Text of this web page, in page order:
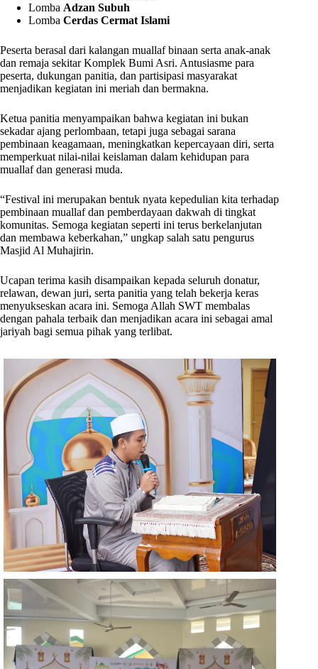
Lomba Adzan Subuh
Lomba Cerdas Cermat Islami
Peserta berasal dari kalangan muallaf binaan serta anak-anak
dan remaja sekitar Komplek Bumi Asri. Antusiasme para
peserta, dukungan panitia, dan partisipasi masyarakat
menjadikan kegiatan ini meriah dan bermakna.
Ketua panitia menyampaikan bahwa kegiatan ini bukan
sekadar ajang perlombaan, tetapi juga sebagai sarana
pembinaan keagamaan, meningkatkan kepercayaan diri, serta
memperkuat nilai-nilai keislaman dalam kehidupan para
muallaf dan generasi muda.
“Festival ini merupakan bentuk nyata kepedulian kita terhadap
pembinaan muallaf dan pemberdayaan dakwah di tingkat
komunitas. Semoga kegiatan seperti ini terus berkelanjutan
dan membawa keberkahan,” ungkap salah satu pengurus
Masjid Al Muhajirin.
Ucapan terima kasih disampaikan kepada seluruh donatur,
relawan, dewan juri, serta panitia yang telah bekerja keras
menyukseskan acara ini. Semoga Allah SWT membalas
dengan pahala terbaik dan menjadikan acara ini sebagai amal
jariyah bagi semua pihak yang terlibat.